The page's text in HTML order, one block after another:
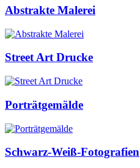
Abstrakte Malerei
Street Art Drucke
Porträtgemälde
Schwarz-Weiß-Fotografien